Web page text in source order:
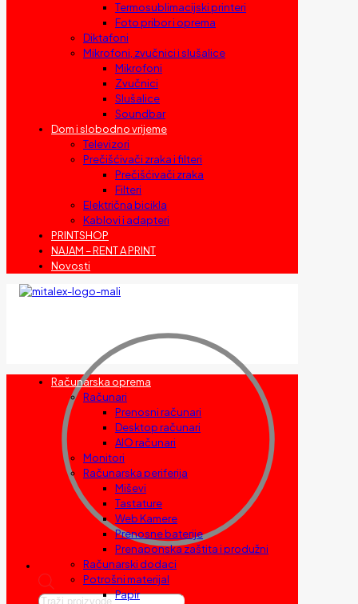
Termosublimacijski printeri
Foto pribor i oprema
Diktafoni
Mikrofoni, zvučnici i slušalice
Mikrofoni
Zvučnici
Slušalice
Soundbar
Dom i slobodno vrijeme
Televizori
Prečišćivači zraka i filteri
Prečišćivači zraka
Filteri
Električna bicikla
Kablovi i adapteri
PRINTSHOP
NAJAM – RENT A PRINT
Novosti
Products
Računarska oprema
Računari
Prenosni računari
Desktop računari
AIO računari
Monitori
Računarska periferija
Miševi
Tastature
Web Kamere
Prenosne baterije
Prenaponska zaštita i produžni
Računarski dodaci
Potrošni materijal
Papir